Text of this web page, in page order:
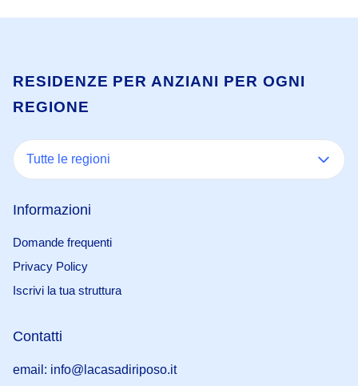
RESIDENZE PER ANZIANI PER OGNI
REGIONE
Tutte le regioni
Informazioni
Domande frequenti
Privacy Policy
Iscrivi la tua struttura
Contatti
email: info@lacasadiriposo.it